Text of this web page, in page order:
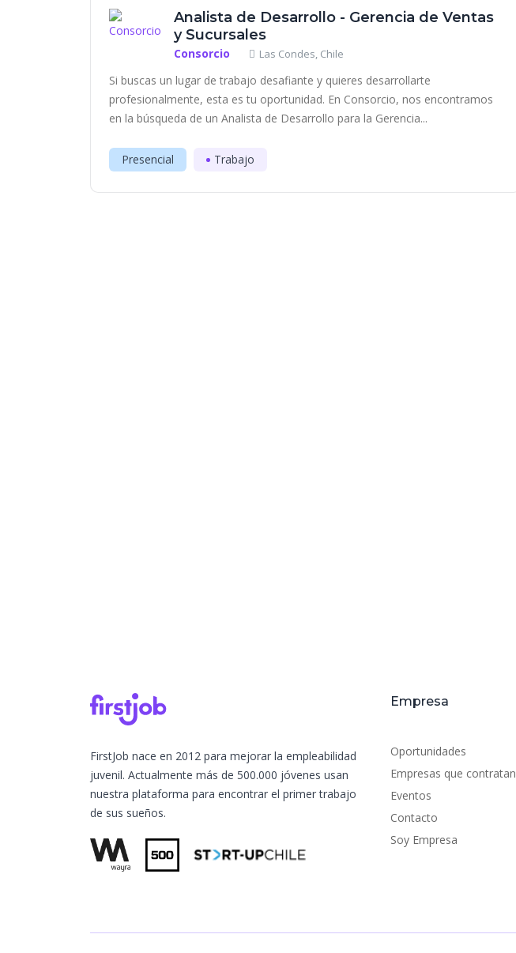
Analista de Desarrollo - Gerencia de Ventas
y Sucursales
Consorcio Las Condes, Chile
Si buscas un lugar de trabajo desafiante y quieres desarrollarte
profesionalmente, esta es tu oportunidad. En Consorcio, nos encontramos
en la búsqueda de un Analista de Desarrollo para la Gerencia...
Presencial Trabajo
FirstJob nace en 2012 para mejorar la empleabilidad
juvenil. Actualmente más de 500.000 jóvenes usan
nuestra plataforma para encontrar el primer trabajo
de sus sueños.
Empresa
Oportunidades
Empresas que contratan
Eventos
Contacto
Soy Empresa